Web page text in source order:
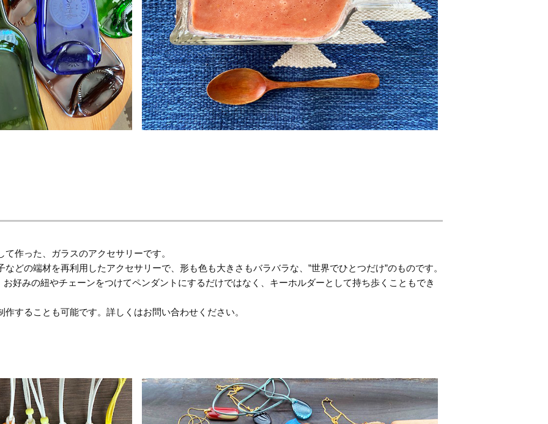
作った、ガラスのアクセサリーです。
どの端材を再利用したアクセサリーで、形も色も大きさもバラバラな、”世界でひとつだけ”のものです。
好みの紐やチェーンをつけてペンダントにするだけではなく、キーホルダーとして持ち歩くこともでき
することも可能です。詳しくはお問い合わせください。